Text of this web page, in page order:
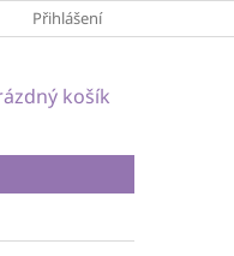
ÚDAJŮ
Přihlášení
košík